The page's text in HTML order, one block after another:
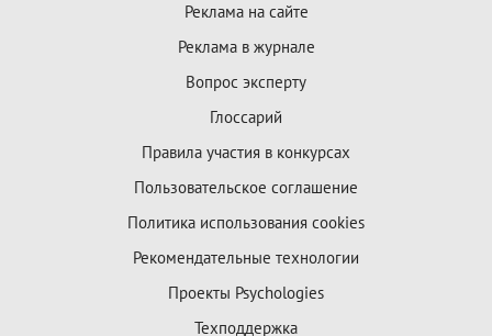
Реклама на сайте
Реклама в журнале
Вопрос эксперту
Глоссарий
Правила участия в конкурсах
Пользовательское соглашение
Политика использования cookies
Рекомендательные технологии
Проекты Psychologies
Техподдержка